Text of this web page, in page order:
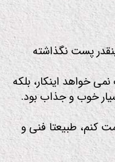
پست نگذاشته
خواهد اینکار، بلکه
خوب و جذاب بود.
کنم، طبیعتا فنی و